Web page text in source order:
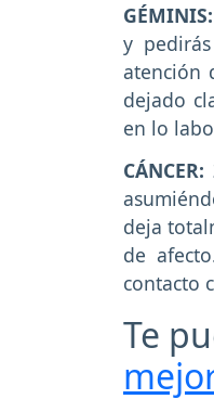
y
atención
dejado
en lo
deja
de
contacto
Te